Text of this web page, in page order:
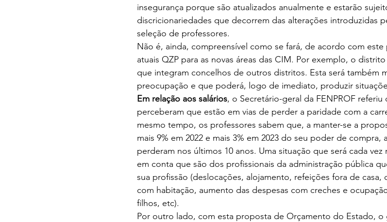
insegurança porque são atualizados anualmente e estarão
discricionariedades que decorrem das alterações introduzidas
seleção de professores.
Não é, ainda, compreensível como se fará, de acordo com
atuais QZP para as novas áreas das CIM. Por exemplo, o
que integram concelhos de outros distritos. Esta será também
preocupação e que poderá, logo de imediato, produzir
Em relação aos salários, o Secretário-geral da FENPROF
perceberam que estão em vias de perder a paridade com a
mesmo tempo, os professores sabem que, a manter-se a
mais 9% em 2022 e mais 3% em 2023 do seu poder de compra,
perderam nos últimos 10 anos. Uma situação que será cada
em conta que são dos profissionais da administração pública
sua profissão (deslocações, alojamento, refeições fora de casa,
com habitação, aumento das despesas com creches e
filhos, etc).
Por outro lado, com esta proposta de Orçamento do Estado, o